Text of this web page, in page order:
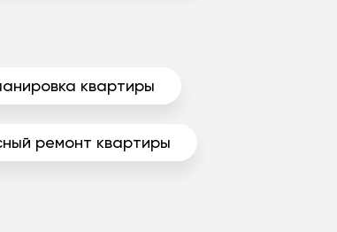
квартиры
ремонт квартиры